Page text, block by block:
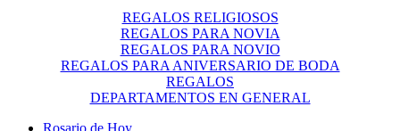
REGALOS RELIGIOSOS
REGALOS PARA NOVIA
REGALOS PARA NOVIO
REGALOS PARA ANIVERSARIO DE BODA
REGALOS
DEPARTAMENTOS EN GENERAL
Rosario de Hoy